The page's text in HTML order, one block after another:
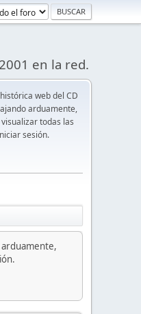
en la red.
web del CD
arduamente,
todas las
sesión.
arduamente,